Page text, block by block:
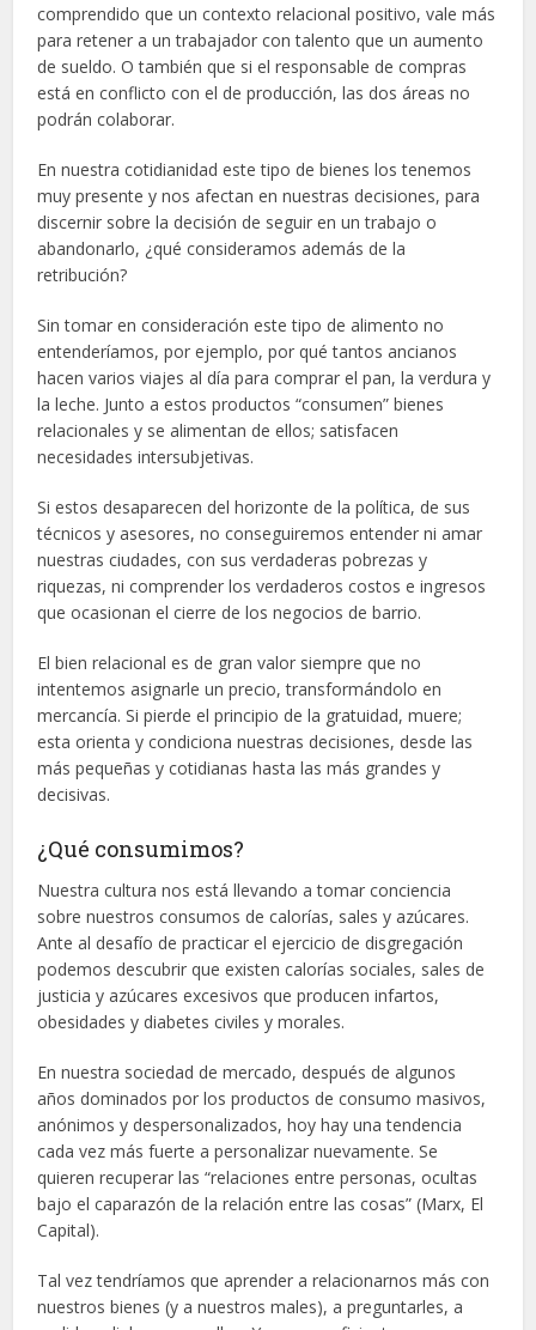
comprendido que un contexto relacional positivo, vale más
para retener a un trabajador con talento que un aumento
de sueldo. O también que si el responsable de compras
está en conflicto con el de producción, las dos áreas no
podrán colaborar.
En nuestra cotidianidad este tipo de bienes los tenemos
muy presente y nos afectan en nuestras decisiones, para
discernir sobre la decisión de seguir en un trabajo o
abandonarlo, ¿qué consideramos además de la
retribución?
Sin tomar en consideración este tipo de alimento no
entenderíamos, por ejemplo, por qué tantos ancianos
hacen varios viajes al día para comprar el pan, la verdura y
la leche. Junto a estos productos “consumen” bienes
relacionales y se alimentan de ellos; satisfacen
necesidades intersubjetivas.
Si estos desaparecen del horizonte de la política, de sus
técnicos y asesores, no conseguiremos entender ni amar
nuestras ciudades, con sus verdaderas pobrezas y
riquezas, ni comprender los verdaderos costos e ingresos
que ocasionan el cierre de los negocios de barrio.
El bien relacional es de gran valor siempre que no
intentemos asignarle un precio, transformándolo en
mercancía. Si pierde el principio de la gratuidad, muere;
esta orienta y condiciona nuestras decisiones, desde las
más pequeñas y cotidianas hasta las más grandes y
decisivas.
¿Qué consumimos?
Nuestra cultura nos está llevando a tomar conciencia
sobre nuestros consumos de calorías, sales y azúcares.
Ante al desafío de practicar el ejercicio de disgregación
podemos descubrir que existen calorías sociales, sales de
justicia y azúcares excesivos que producen infartos,
obesidades y diabetes civiles y morales.
En nuestra sociedad de mercado, después de algunos
años dominados por los productos de consumo masivos,
anónimos y despersonalizados, hoy hay una tendencia
cada vez más fuerte a personalizar nuevamente. Se
quieren recuperar las “relaciones entre personas, ocultas
bajo el caparazón de la relación entre las cosas” (Marx, El
Capital).
Tal vez tendríamos que aprender a relacionarnos más con
nuestros bienes (y a nuestros males), a preguntarles, a